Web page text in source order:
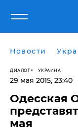
Новости
ДИАЛОГ УКРАИНА
29 мая 2015, 23:40
Одесская
мая